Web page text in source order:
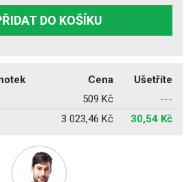
DO KOŠÍKU
Cena
Ušetříte
509 Kč
---
3 023,46 Kč 30,54 Kč